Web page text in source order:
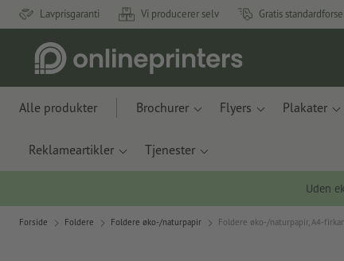
Lavprisgaranti Vi producerer selv Gratis
Alle produkter Brochurer Flyers Plakater
Reklameartikler Tjenester
Uden
Forside Foldere Foldere øko-/naturpapir Foldere øko-/naturpapir, A4-